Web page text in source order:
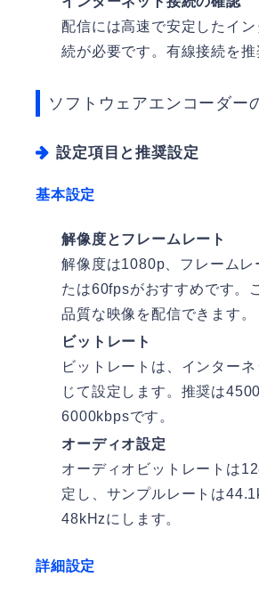
配信には高速で安定したイ
続が必要です。有線接続を推
ソフトウェアエンコーダー
設定項目と推奨設定
基本設定
解像度とフレームレート
解像度は1080p、フレームレ
たは60fpsがおすすめです。
品質な映像を配信できます。
ビットレート
ビットレートは、インター
じて設定します。推奨は
6000kbpsです。
オーディオ設定
オーディオビットレートは
定し、サンプルレートは
48kHzにします。
詳細設定